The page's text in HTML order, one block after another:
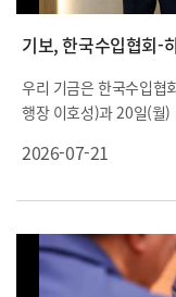
우리 기금은 한국수입협
행장 이호성)과 20일(월)
2026-07-21